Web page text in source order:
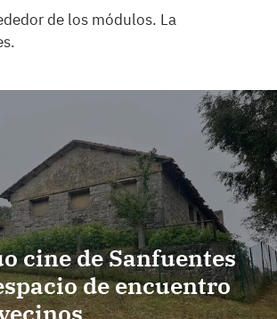
de los módulos. La
cine de Sanfuentes
de encuentro